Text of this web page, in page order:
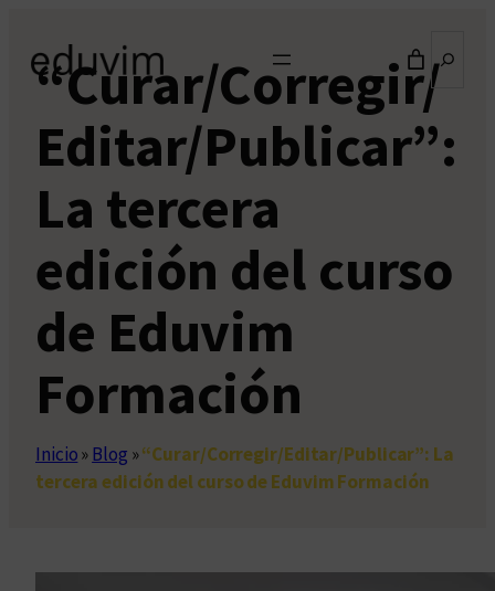
contenido
“Curar/Corregir/
Editar/Publicar”:
La tercera
edición del curso
de Eduvim
Formación
Inicio» Blog »“Curar/Corregir/Editar/Publicar”: La
tercera edición del curso de Eduvim Formación